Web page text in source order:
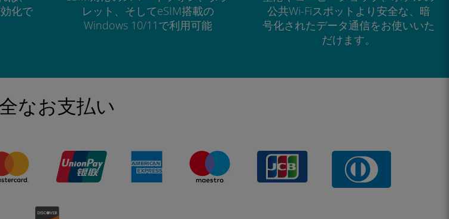
化で
レット、そしてeSIM搭載の
Windows 10/11で利用可能
公共Wi-Fiスポットより安全な、暗
号化されたデータ通信をお使いいた
だけます。
なお支払い